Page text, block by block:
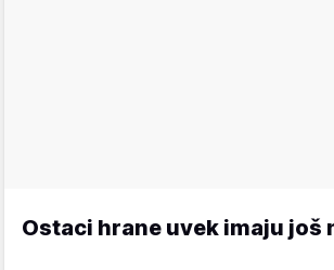
Ostaci hrane uvek imaju još